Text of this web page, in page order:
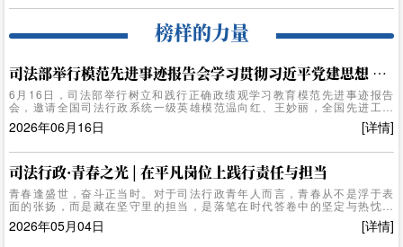
榜样的力量
司法部举行模范先进事迹报告会学习贯彻习近平党建思想 牢固树立和践行正确政绩观
6月16日，司法部举行树立和践行正确政绩观学习教育模范先进事迹报告
会，邀请全国司法行政系统一级英雄模范温向红、王妙丽，全国先进工作
者魏官元作事迹报告。报告会前，部党组书记、部长贺荣与三位英模进行
了深入交流，对他们忠诚践行党的宗旨、长期扎根司法行政基层一线担当
牢记使命，在实践中不断锤炼坚强党性，践行法治为民宗旨，继续发挥模
范带头作用，在工作岗位上为党和人民事业再立新功。报告会上，温向
红、王妙丽、魏官元三位同志生动讲述了在各自工作中牢记初心使命，树
立和践行正确政绩观，以满腔热忱投身平安中国、法治中国建设的感人事
迹。会议要求，全系统广大党员...
2026年06月16日 [详情]
司法行政·青春之光 | 在平凡岗位上践行责任与担当
青春逢盛世，奋斗正当时。对于司法行政青年人而言，青春从不是浮于表
面的张扬，而是藏在坚守里的担当，是落笔在时代答卷中的坚定与热忱。
“你想以怎样的姿态奔赴青春？”面对这个追问，每一位司法行政青年人，都
在用初心与担当，书写着独属于自己的青春答卷！ 四川省汉王山监狱 李林
2026年05月04日 [详情]